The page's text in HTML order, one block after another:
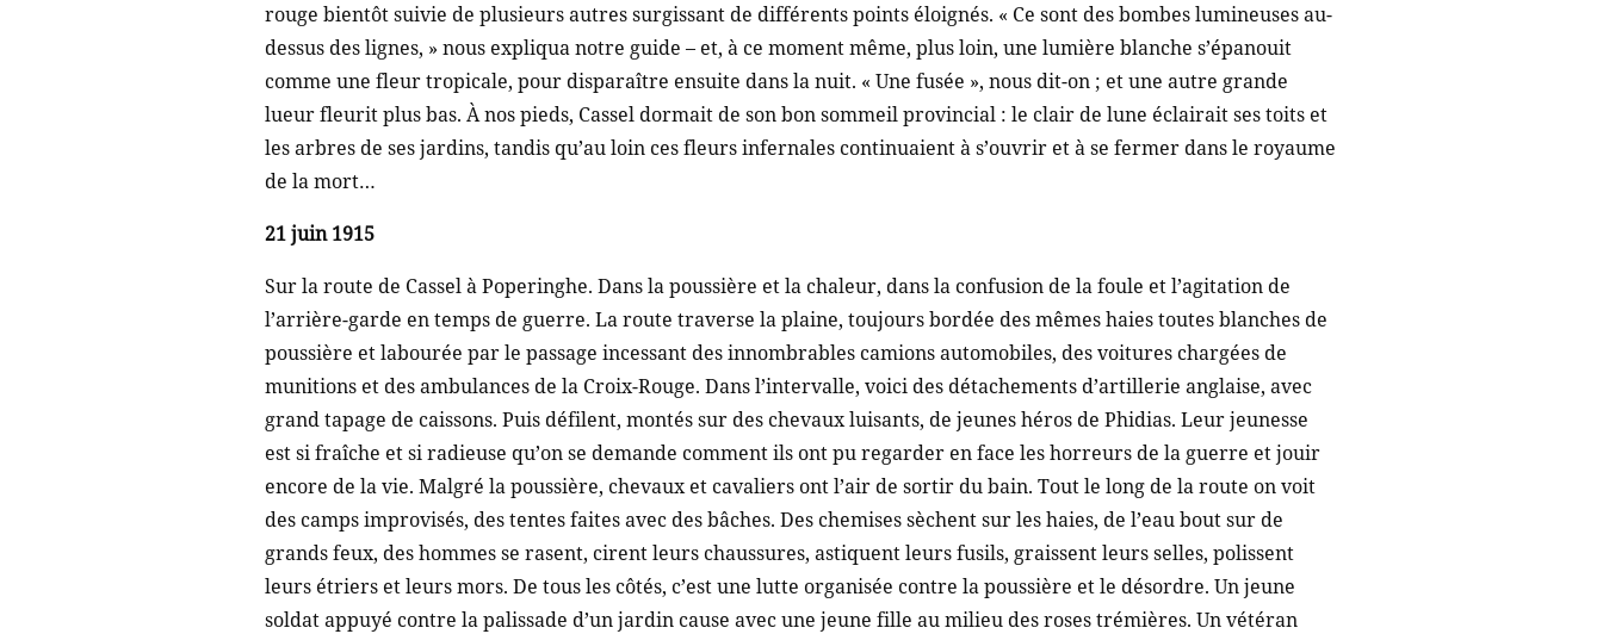
rouge bientôt suivie de plusieurs autres surgissant de différents points éloignés. « Ce sont des bombes lumineuses au-
dessus des lignes, » nous expliqua notre guide – et, à ce moment même, plus loin, une lumière blanche s’épanouit
comme une fleur tropicale, pour disparaître ensuite dans la nuit. « Une fusée », nous dit-on ; et une autre grande
lueur fleurit plus bas. À nos pieds, Cassel dormait de son bon sommeil provincial : le clair de lune éclairait ses toits et
les arbres de ses jardins, tandis qu’au loin ces fleurs infernales continuaient à s’ouvrir et à se fermer dans le royaume
de la mort…
21 juin 1915
Sur la route de Cassel à Poperinghe. Dans la poussière et la chaleur, dans la confusion de la foule et l’agitation de
l’arrière-garde en temps de guerre. La route traverse la plaine, toujours bordée des mêmes haies toutes blanches de
poussière et labourée par le passage incessant des innombrables camions automobiles, des voitures chargées de
munitions et des ambulances de la Croix-Rouge. Dans l’intervalle, voici des détachements d’artillerie anglaise, avec
grand tapage de caissons. Puis défilent, montés sur des chevaux luisants, de jeunes héros de Phidias. Leur jeunesse
est si fraîche et si radieuse qu’on se demande comment ils ont pu regarder en face les horreurs de la guerre et jouir
encore de la vie. Malgré la poussière, chevaux et cavaliers ont l’air de sortir du bain. Tout le long de la route on voit
des camps improvisés, des tentes faites avec des bâches. Des chemises sèchent sur les haies, de l’eau bout sur de
grands feux, des hommes se rasent, cirent leurs chaussures, astiquent leurs fusils, graissent leurs selles, polissent
leurs étriers et leurs mors. De tous les côtés, c’est une lutte organisée contre la poussière et le désordre. Un jeune
soldat appuyé contre la palissade d’un jardin cause avec une jeune fille au milieu des roses trémières. Un vétéran